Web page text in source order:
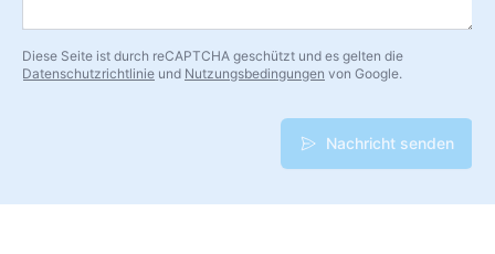
Diese Seite ist durch reCAPTCHA geschützt und es gelten die
Datenschutzrichtlinie und Nutzungsbedingungen von Google.
Nachricht senden